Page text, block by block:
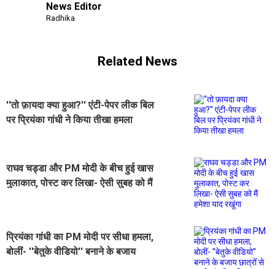
News Editor
Radhika
Related News
''तो फ़ायदा क्या हुआ?'' एंटी-पेपर लीक बिल
पर प्रियंका गांधी ने किया तीखा हमला
राघव चड्डा और PM मोदी के बीच हुई खास
मुलाकात, पोस्ट कर लिखा- ऐसी सुबह को मैं
प्रियंका गांधी का PM मोदी पर सीधा हमला,
बोलीं- ''बेतुके वीडियो'' बनाने के बजाय